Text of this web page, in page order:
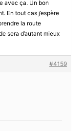
avec ça. Un bon
En tout cas j’espère
la route
sera d’autant mieux
#4159